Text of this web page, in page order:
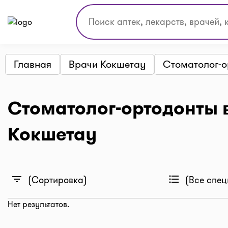
Главная Врачи Кокшетау Стоматолог-
Стоматолог-ортодонты
Кокшетау
filter_list (Сортировка) format_list_bulleted (Все
Нет результатов.